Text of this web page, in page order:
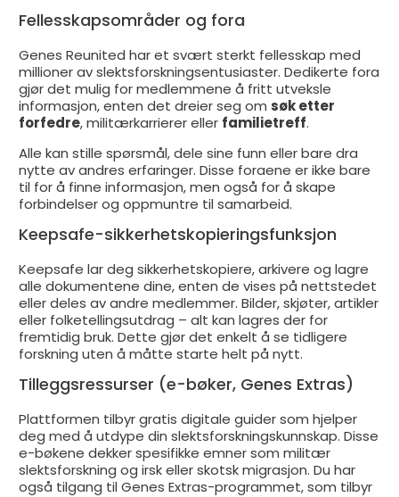
Fellesskapsområder og fora
Genes Reunited har et svært sterkt fellesskap med
millioner av slektsforskningsentusiaster. Dedikerte fora
gjør det mulig for medlemmene å fritt utveksle
informasjon, enten det dreier seg om søk etter
forfedre, militærkarrierer eller familietreff.
Alle kan stille spørsmål, dele sine funn eller bare dra
nytte av andres erfaringer. Disse foraene er ikke bare
til for å finne informasjon, men også for å skape
forbindelser og oppmuntre til samarbeid.
Keepsafe-sikkerhetskopieringsfunksjon
Keepsafe lar deg sikkerhetskopiere, arkivere og lagre
alle dokumentene dine, enten de vises på nettstedet
eller deles av andre medlemmer. Bilder, skjøter, artikler
eller folketellingsutdrag – alt kan lagres der for
fremtidig bruk. Dette gjør det enkelt å se tidligere
forskning uten å måtte starte helt på nytt.
Tilleggsressurser (e-bøker, Genes Extras)
Plattformen tilbyr gratis digitale guider som hjelper
deg med å utdype din slektsforskningskunnskap. Disse
e-bøkene dekker spesifikke emner som militær
slektsforskning og irsk eller skotsk migrasjon. Du har
også tilgang til Genes Extras-programmet, som tilbyr